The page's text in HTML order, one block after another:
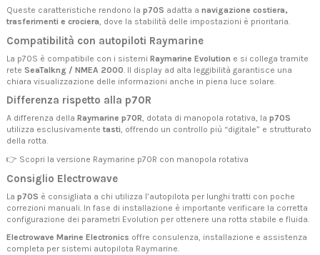
Queste caratteristiche rendono la p70S adatta a navigazione costiera,
trasferimenti e crociera, dove la stabilità delle impostazioni è prioritaria.
Compatibilità con autopiloti Raymarine
La p70S è compatibile con i sistemi Raymarine Evolution e si collega tramite
rete SeaTalkng / NMEA 2000. Il display ad alta leggibilità garantisce una
chiara visualizzazione delle informazioni anche in piena luce solare.
Differenza rispetto alla p70R
A differenza della Raymarine p70R, dotata di manopola rotativa, la p70S
utilizza esclusivamente tasti, offrendo un controllo più “digitale” e strutturato
della rotta.
👉 Scopri la versione Raymarine p70R con manopola rotativa
Consiglio Electrowave
La p70S è consigliata a chi utilizza l’autopilota per lunghi tratti con poche
correzioni manuali. In fase di installazione è importante verificare la corretta
configurazione dei parametri Evolution per ottenere una rotta stabile e fluida.
Electrowave Marine Electronics offre consulenza, installazione e assistenza
completa per sistemi autopilota Raymarine.